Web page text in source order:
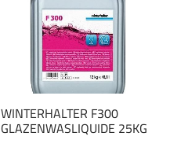
WINTERHALTER F300
GLAZENWASLIQUIDE 25KG